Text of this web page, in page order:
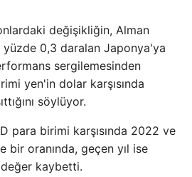
değişikliğin, Alman
0,3 daralan Japonya'ya
sergilemesinden
yen'in dolar karşısında
söylüyor.
para birimi karşısında 2022 ve
bir oranında, geçen yıl ise
değer kaybetti.